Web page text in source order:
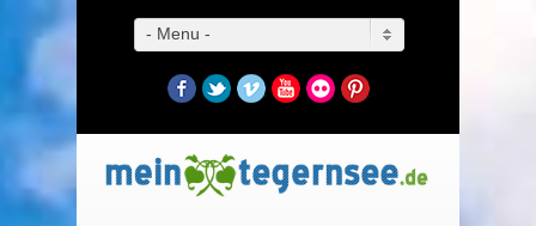
- Menu -
Facebook
TwitterVimeoYouTube
FlickrPinterest